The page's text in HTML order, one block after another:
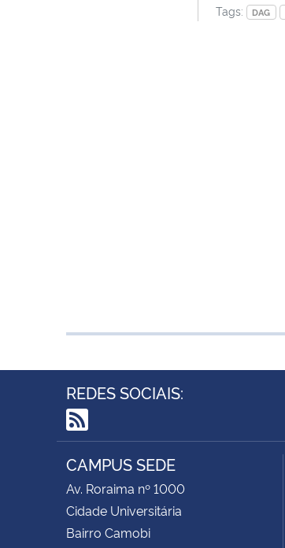
Tags:
DAG
REDES SOCIAIS:
RSS
CAMPUS SEDE
Av. Roraima nº 1000
Cidade Universitária
Bairro Camobi